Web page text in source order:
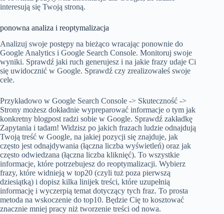
interesują się Twoją stroną.
ponowna analiza i reoptymalizacja
Analizuj swoje postępy na bieżąco wracając ponownie do
Google Analytics i Google Search Console. Monitoruj swoje
wyniki. Sprawdź jaki ruch generujesz i na jakie frazy udaje Ci
się uwidocznić w Google. Sprawdź czy zrealizowałeś swoje
cele.
Przykładowo w Google Search Console -> Skuteczność ->
Strony możesz dokładnie wypreparować informacje o tym jak
konkretny blogpost radzi sobie w Google. Sprawdź zakładkę
Zapytania i tadam! Widzisz po jakich frazach ludzie odnajdują
Twoją treść w Google, na jakiej pozycji się znajduje, jak
często jest odnajdywania (łączna liczba wyświetleń) oraz jak
często odwiedzana (łączna liczba kliknięć). To wszystkie
informacje, które potrzebujesz do reoptymalizacji. Wybierz
frazy, które widnieją w top20 (czyli tuż poza pierwszą
dziesiątką) i dopisz kilka linijek treści, które uzupełnią
informację i wyczerpią temat dotyczący tych fraz. To prosta
metoda na wskoczenie do top10. Będzie Cię to kosztować
znacznie mniej pracy niż tworzenie treści od nowa.